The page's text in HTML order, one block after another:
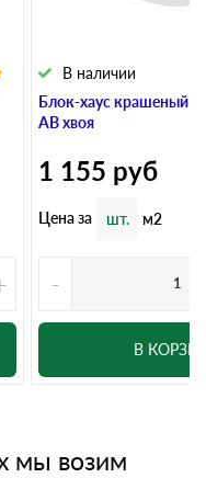
Блок-хаус крашеный
АВ хвоя
В наличии
1 155 руб
Цена за шт. м2
-
В
мы возим